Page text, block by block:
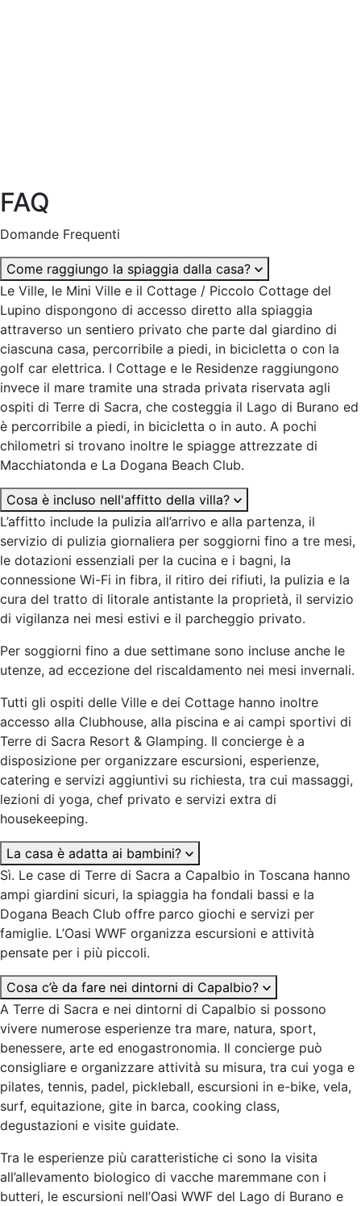
FAQ
Domande Frequenti
Come raggiungo la spiaggia dalla casa?
Le Ville, le Mini Ville e il Cottage / Piccolo Cottage del
Lupino dispongono di accesso diretto alla spiaggia
attraverso un sentiero privato che parte dal giardino di
ciascuna casa, percorribile a piedi, in bicicletta o con la
golf car elettrica. I Cottage e le Residenze raggiungono
invece il mare tramite una strada privata riservata agli
ospiti di Terre di Sacra, che costeggia il Lago di Burano ed
è percorribile a piedi, in bicicletta o in auto. A pochi
chilometri si trovano inoltre le spiagge attrezzate di
Macchiatonda e La Dogana Beach Club.
Cosa è incluso nell'affitto della villa?
L’affitto include la pulizia all’arrivo e alla partenza, il
servizio di pulizia giornaliera per soggiorni fino a tre mesi,
le dotazioni essenziali per la cucina e i bagni, la
connessione Wi-Fi in fibra, il ritiro dei rifiuti, la pulizia e la
cura del tratto di litorale antistante la proprietà, il servizio
di vigilanza nei mesi estivi e il parcheggio privato.
Per soggiorni fino a due settimane sono incluse anche le
utenze, ad eccezione del riscaldamento nei mesi invernali.
Tutti gli ospiti delle Ville e dei Cottage hanno inoltre
accesso alla Clubhouse, alla piscina e ai campi sportivi di
Terre di Sacra Resort & Glamping. Il concierge è a
disposizione per organizzare escursioni, esperienze,
catering e servizi aggiuntivi su richiesta, tra cui massaggi,
lezioni di yoga, chef privato e servizi extra di
housekeeping.
La casa è adatta ai bambini?
Sì. Le case di Terre di Sacra a Capalbio in Toscana hanno
ampi giardini sicuri, la spiaggia ha fondali bassi e la
Dogana Beach Club offre parco giochi e servizi per
famiglie. L’Oasi WWF organizza escursioni e attività
pensate per i più piccoli.
Cosa c’è da fare nei dintorni di Capalbio?
A Terre di Sacra e nei dintorni di Capalbio si possono
vivere numerose esperienze tra mare, natura, sport,
benessere, arte ed enogastronomia. Il concierge può
consigliare e organizzare attività su misura, tra cui yoga e
pilates, tennis, padel, pickleball, escursioni in e-bike, vela,
surf, equitazione, gite in barca, cooking class,
degustazioni e visite guidate.
Tra le esperienze più caratteristiche ci sono la visita
all’allevamento biologico di vacche maremmane con i
butteri, le escursioni nell’Oasi WWF del Lago di Burano e